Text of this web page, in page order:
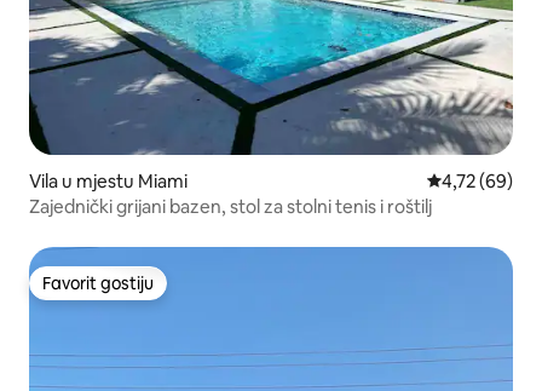
Vila u mjestu Miami Prosječna
4,72 (69)
Zajednički grijani bazen, stol za stolni tenis i roštilj
Favorit gostiju
Favorit gostiju